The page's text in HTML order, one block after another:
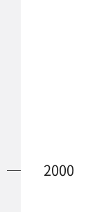
2000